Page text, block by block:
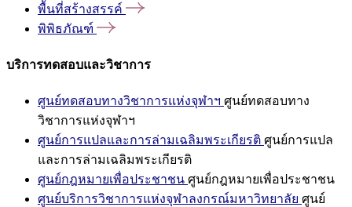
พื้นที่สร้างสรรค์
พิพิธภัณฑ์
บริการทดสอบและวิชาการ
ศูนย์ทดสอบทางวิชาการแห่งจุฬาฯ ศูนย์ทดสอบทาง
วิชาการแห่งจุฬาฯ
ศูนย์การแปลและการล่ามเฉลิมพระเกียรติ ศูนย์การแปล
และการล่ามเฉลิมพระเกียรติ
ศูนย์กฎหมายเพื่อประชาชน ศูนย์กฎหมายเพื่อประชาชน
ศูนย์บริการวิชาการแห่งจุฬาลงกรณ์มหาวิทยาลัย ศูนย์